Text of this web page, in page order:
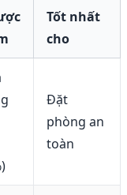
Tốt nhất
cho
Đặt
phòng an
toàn